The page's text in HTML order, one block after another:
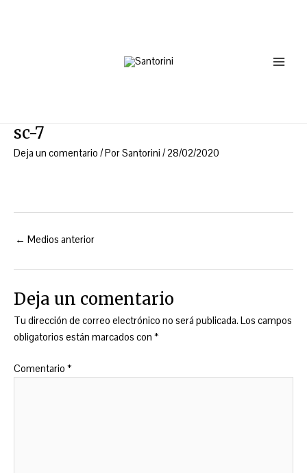
sc-7
Deja un comentario / PorSantorini /28/02/2020
← Medios anterior
Deja un comentario
Tu dirección de correo electrónico no será publicada. Los campos
obligatorios están marcados con *
Comentario *